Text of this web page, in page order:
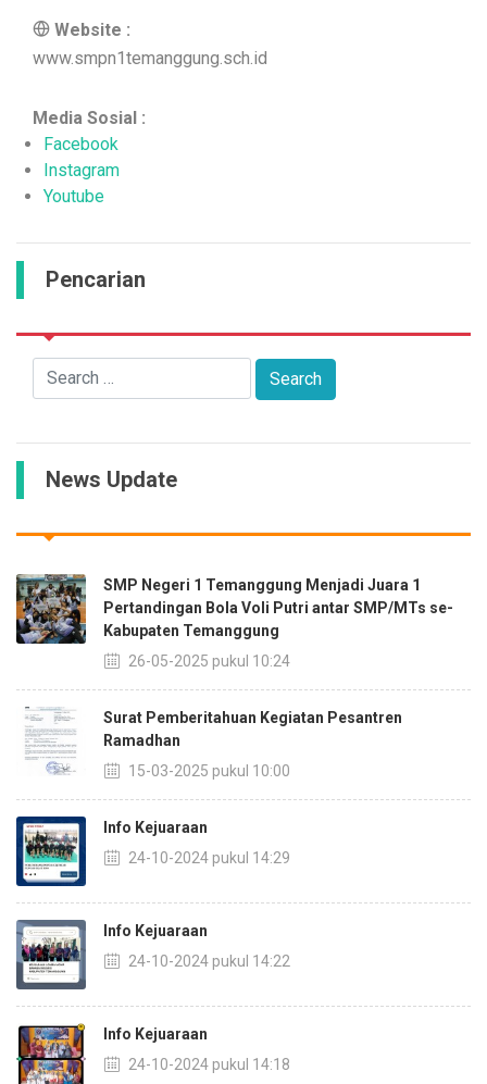
Website :
www.smpn1temanggung.sch.id
Media Sosial :
Facebook
Instagram
Youtube
Pencarian
News Update
SMP Negeri 1 Temanggung Menjadi Juara 1
Pertandingan Bola Voli Putri antar SMP/MTs se-
Kabupaten Temanggung
26-05-2025 pukul 10:24
Surat Pemberitahuan Kegiatan Pesantren
Ramadhan
15-03-2025 pukul 10:00
Info Kejuaraan
24-10-2024 pukul 14:29
Info Kejuaraan
24-10-2024 pukul 14:22
Info Kejuaraan
24-10-2024 pukul 14:18